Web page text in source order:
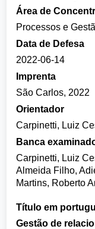
Área de
Processos e
Data de Defesa
2022-06-14
Imprenta
São Carlos, 2022
Orientador
Carpinetti, Luiz
Banca
Carpinetti, Luiz
Almeida Filho,
Martins, Roberto
Título em
Gestão de